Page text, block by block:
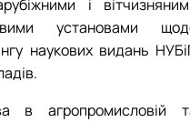
і
установами
наукових видань
в агропромисловій